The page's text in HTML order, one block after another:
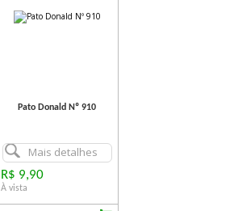
Pato Donald Nº 910
Mais detalhes
R$ 9,90
À vista